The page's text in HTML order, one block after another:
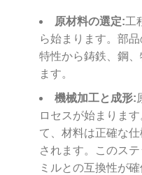
原材料の選定:工
ら始まります。部
特性から鋳鉄、鋼
ます。
機械加工と成形:
ロセスが始まりま
て、材料は正確な
されます。このス
ミルとの互換性が確